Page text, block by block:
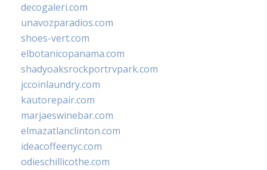
decogaleri.com
unavozparadios.com
shoes-vert.com
elbotanicopanama.com
shadyoaksrockportrvpark.com
jccoinlaundry.com
kautorepair.com
marjaeswinebar.com
elmazatlanclinton.com
ideacoffeenyc.com
odieschillicothe.com